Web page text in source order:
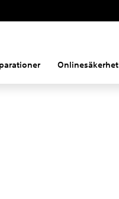
Onlinesäkerhet